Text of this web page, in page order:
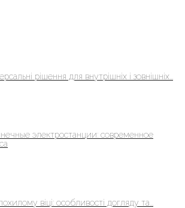
рішення для внутрішніх і зовнішніх...
электростанции: современное
віці: особливості догляду та...